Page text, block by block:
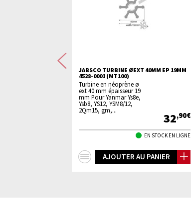
JABSCO TURBINE ØEXT 40MM EP 19MM
4528-0001 (MT100)
Turbine en néoprène ø
ext 40 mm épaisseur 19
mm Pour Yanmar Ys8e,
Ysb8, YS12, YSM8/12,
2Qm15, gm,...
32,90€
EN STOCK EN LIGNE
AJOUTER AU PANIER